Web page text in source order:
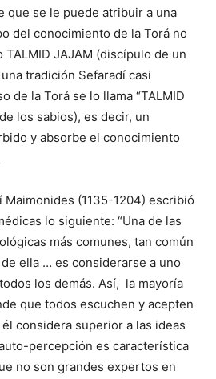
que se le puede atribuir a una
del conocimiento de la Torá no
TALMID JAJAM (discípulo de un
tradición Sefaradí casi
de la Torá se lo llama “TALMID
los sabios), es decir, un
y absorbe el conocimiento
Maimonides (1135-1204) escribió
lo siguiente: “Una de las
más comunes, tan común
ella … es considerarse a uno
los demás. Así, la mayoría
que todos escuchen y acepten
considera superior a las ideas
percepción es característica
no son grandes expertos en